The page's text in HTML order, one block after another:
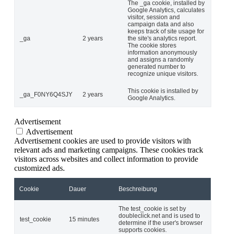
_ga 2 years
The _ga cookie, installed by
Google Analytics, calculates
visitor, session and
campaign data and also
keeps track of site usage for
the site's analytics report.
The cookie stores
information anonymously
and assigns a randomly
generated number to
recognize unique visitors.
_ga_F0NY6Q4SJY 2 years
This cookie is installed by
Google Analytics.
Advertisement
Advertisement
Advertisement cookies are used to provide visitors with
relevant ads and marketing campaigns. These cookies track
visitors across websites and collect information to provide
customized ads.
Cookie Dauer Beschreibung
test_cookie 15 minutes
The test_cookie is set by
doubleclick.net and is used to
determine if the user's browser
supports cookies.